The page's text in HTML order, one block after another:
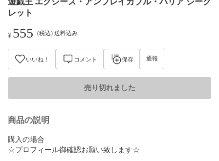
レット
¥555 (税込) 送料込み
いいね！ コメント 保存 通報
売り切れました
商品の説明
購入の場合
☆プロフィール御確認お願い致します☆